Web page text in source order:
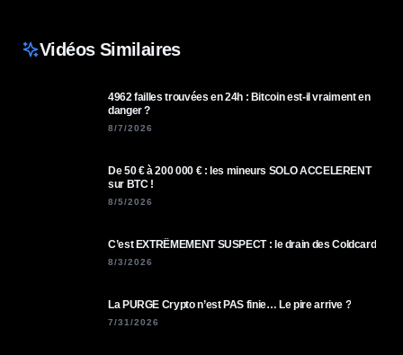
Vidéos Similaires
4962 failles trouvées en 24h : Bitcoin est-il vraiment en
danger ?
8/7/2026
De 50 € à 200 000 € : les mineurs SOLO ACCELERENT
sur BTC !
8/5/2026
C’est EXTRÊMEMENT SUSPECT : le drain des Coldcard
8/3/2026
La PURGE Crypto n’est PAS finie… Le pire arrive ?
7/31/2026